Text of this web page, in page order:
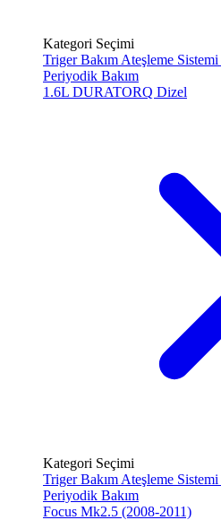
Kategori Seçimi
Triger Bakım Ateşleme Sistemi
Periyodik Bakım
1.6L DURATORQ Dizel
Kategori Seçimi
Triger Bakım Ateşleme Sistemi
Periyodik Bakım
Focus Mk2.5 (2008-2011)